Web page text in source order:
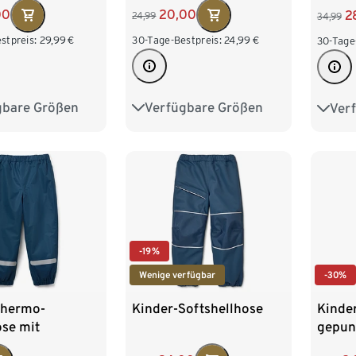
29,99€
Größen
122/128
170/176
24,99 20,00
30-Tage-Bestpreis: 24,99 €
Verfügbare Größen
86/92 98/104
34,99
30-
86/
mit
-19%
Wenige verfügbar
Kinder-Softshellhose
-30%